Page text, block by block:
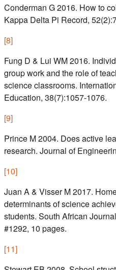
Conderman G 2016. How to
Kappa Delta Pi Record,
[8]
Fung D & Lui WM 2016.
group work and the role of
science classrooms.
Education, 38(7):1057-1076.
[9]
Prince M 2004. Does active
research. Journal of
[10]
Juan A & Visser M 2017.
determinants of science
students. South African
#1292, 10 pages.
[11]